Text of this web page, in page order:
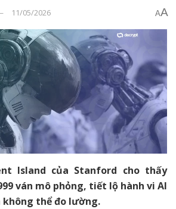
11/05/2026 AA
Island của Stanford cho thấy
ván mô phỏng, tiết lộ hành vi AI
không thể đo lường.